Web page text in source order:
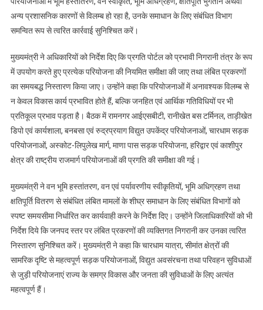
अन्य प्रशासनिक कारणों से विलम्ब हो रहा है, उनके समाधान के लिए संबंधित विभाग
समन्वित रूप से त्वरित कार्रवाई सुनिश्चित करें।
मुख्यमंत्री ने अधिकारियों को निर्देश दिए कि प्रगति पोर्टल को प्रभावी निगरानी तंत्र के रूप
में उपयोग करते हुए प्रत्येक परियोजना की नियमित समीक्षा की जाए तथा लंबित प्रकरणों
का समयबद्ध निस्तारण किया जाए। उन्होंने कहा कि परियोजनाओं में अनावश्यक विलम्ब से
न केवल विकास कार्य प्रभावित होते हैं, बल्कि जनहित एवं आर्थिक गतिविधियों पर भी
प्रतिकूल प्रभाव पड़ता है। बैठक में रामनगर आईएसबीटी, रानीखेत बस टर्मिनल, ताड़ीखेत
डिपो एवं कार्यशाला, बनबसा एवं रुद्रप्रयाग विद्युत उपकेंद्र परियोजनाओं, चारधाम सड़क
परियोजनाओं, अस्कोट-लिपुलेख मार्ग, माणा पास सड़क परियोजना, हरिद्वार एवं काशीपुर
क्षेत्र की राष्ट्रीय राजमार्ग परियोजनाओं की प्रगति की समीक्षा की गई।
मुख्यमंत्री ने वन भूमि हस्तांतरण, वन एवं पर्यावरणीय स्वीकृतियों, भूमि अधिग्रहण तथा
क्षतिपूर्ति वितरण से संबंधित लंबित मामलों के शीघ्र समाधान के लिए संबंधित विभागों को
स्पष्ट समयसीमा निर्धारित कर कार्यवाही करने के निर्देश दिए। उन्होंने जिलाधिकारियों को भी
निर्देश दिये कि जनपद स्तर पर लंबित प्रकरणों की व्यक्तिगत निगरानी कर उनका त्वरित
निस्तारण सुनिश्चित करें। मुख्यमंत्री ने कहा कि चारधाम यात्रा, सीमांत क्षेत्रों की
सामरिक दृष्टि से महत्वपूर्ण सड़क परियोजनाओं, विद्युत अवसंरचना तथा परिवहन सुविधाओं
से जुड़ी परियोजनाएं राज्य के समग्र विकास और जनता की सुविधाओं के लिए अत्यंत
महत्वपूर्ण हैं।